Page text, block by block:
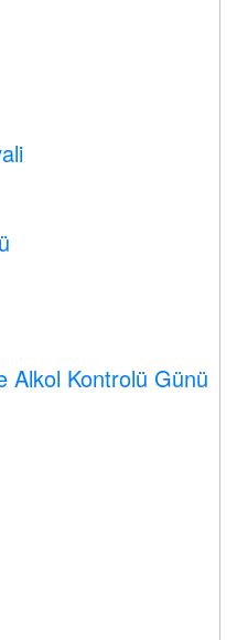
Alkol Kontrolü Günü